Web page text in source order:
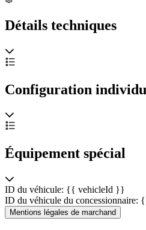
Détails techniques
Configuration
Équipement spécial
ID du véhicule: {{ vehicleId }}
ID du véhicule du concessionnaire:
Mentions légales de marchand